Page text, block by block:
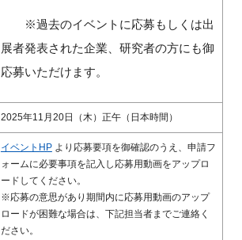
※過去のイベントに応募もしくは出
展者発表された企業、研究者の方にも御
応募いただけます。
2025年11月20日（木）正午（日本時間）
イベントHPより応募要項を御確認のうえ、申請フ
ォームに必要事項を記入し応募用動画をアップロ
ードしてください。
※応募の意思があり期間内に応募用動画のアップ
ロードが困難な場合は、下記担当者までご連絡く
ださい。